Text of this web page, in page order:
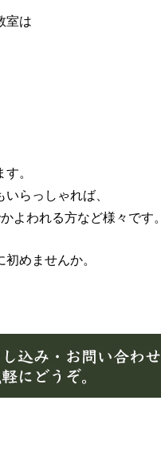
室は
。
らっしゃれば、
よわれる方など様々です。
めませんか。